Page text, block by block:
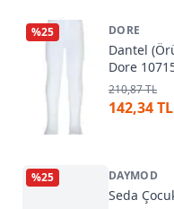
%25 DORE
Dantel
Dore
210,87 TL
142,34 TL
%25 DAYMOD
Seda